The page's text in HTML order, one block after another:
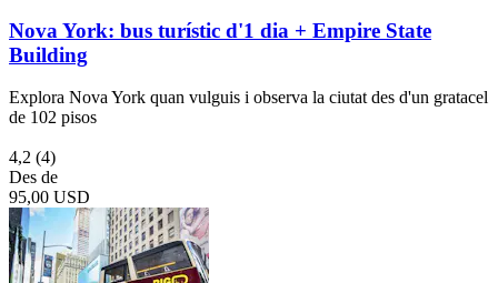
Nova York: bus turístic d'1 dia + Empire State
Building
Explora Nova York quan vulguis i observa la ciutat des d'un gratacel
de 102 pisos
4,2 (4)
Des de
95,00 USD